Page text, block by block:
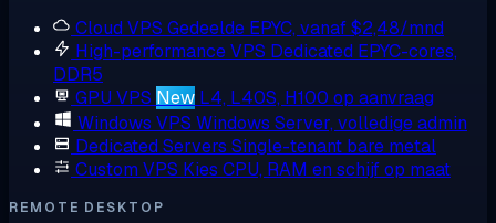
Cloud VPS Gedeelde EPYC, vanaf $2,48/mnd
High-performance VPS Dedicated EPYC-cores,
DDR5
GPU VPS New L4, L40S, H100 op aanvraag
Windows VPS Windows Server, volledige admin
Dedicated Servers Single-tenant bare metal
Custom VPS Kies CPU, RAM en schijf op maat
REMOTE DESKTOP